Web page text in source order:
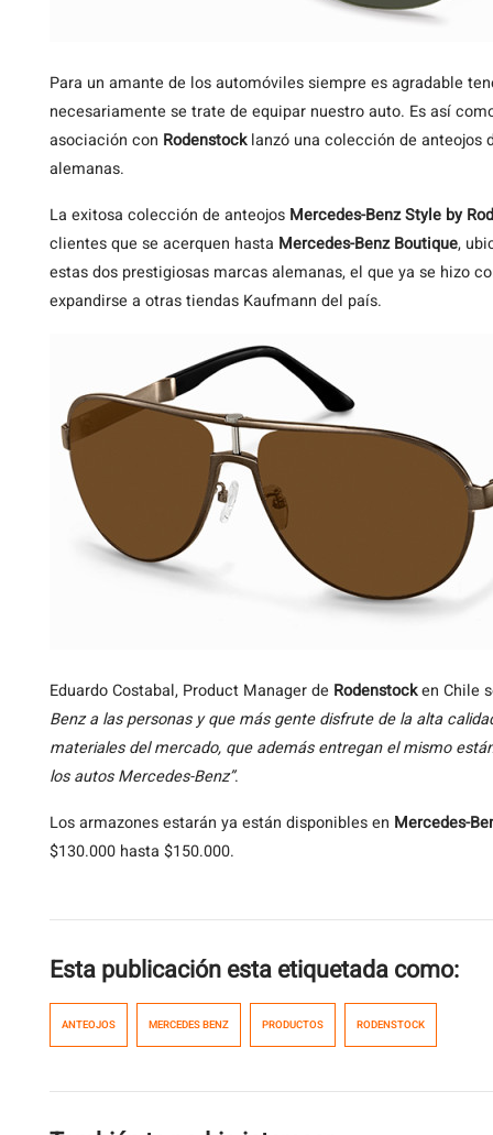
Para un amante de los automóviles siempre es agradable
necesariamente se trate de equipar nuestro auto. Es así
asociación con Rodenstocklanzó una colección de anteojos
alemanas.
La exitosa colección de anteojos Mercedes-Benz Style by
clientes que se acerquen hasta Mercedes-Benz Boutique,
estas dos prestigiosas marcas alemanas, el que ya se hizo
expandirse a otras tiendas Kaufmann del país.
Eduardo Costabal, Product Manager de Rodenstocken Chile
Benz a las personas y que más gente disfrute de la alta
materiales del mercado, que además entregan el mismo
los autos Mercedes-Benz”.
Los armazones estarán ya están disponibles en Mercedes-
$130.000 hasta $150.000.
Esta publicación esta etiquetada como:
ANTEOJOS MERCEDES BENZ PRODUCTOS RODENSTOCK